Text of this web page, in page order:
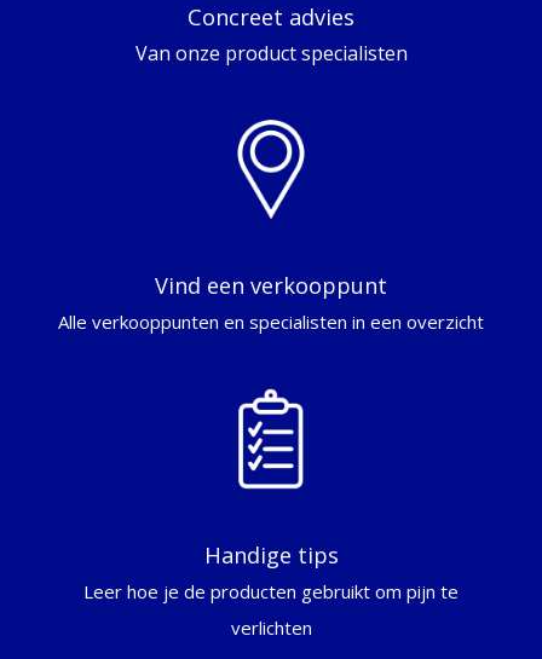
Concreet advies
Van onze product specialisten
Vind een verkooppunt
Alle verkooppunten en specialisten in een overzicht
Handige tips
Leer hoe je de producten gebruikt om pijn te
verlichten